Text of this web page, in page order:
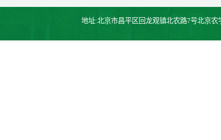
地址:北京市昌平区回龙观镇北农路7号北京